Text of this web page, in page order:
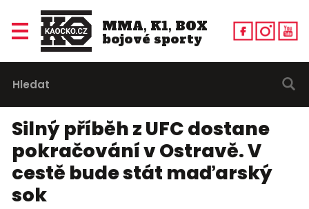
MMA, K1, BOX
bojové sporty
Silný příběh z UFC dostane
pokračování v Ostravě. V
cestě bude stát maďarský
sok